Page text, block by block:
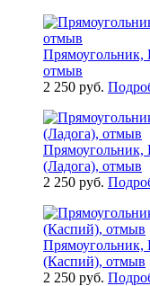
Прямоугольник,
отмыв
2 250 руб.
Прямоугольник,
(Ладога), отмыв
2 250 руб.
(Каспий), отмыв
2 250 руб.